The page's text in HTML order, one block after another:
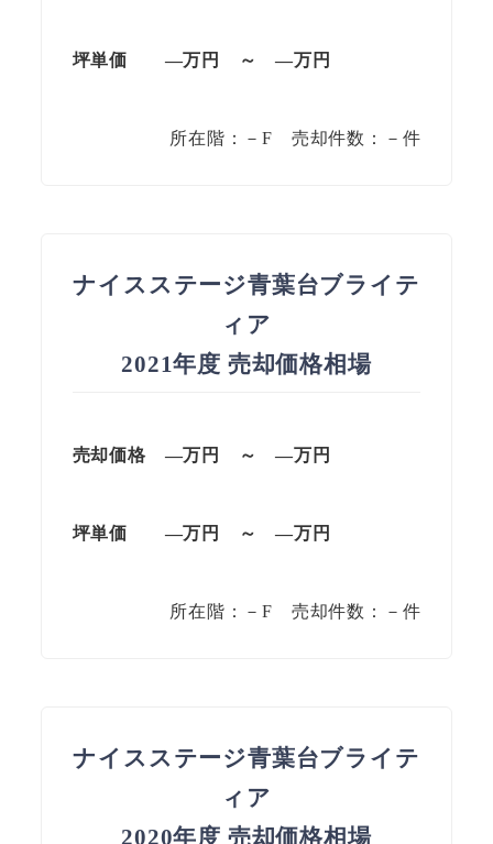
坪単価 —万円 ～—万円
所在階：－F 売却件数：－件
ナイスステージ青葉台ブライテ
ィア
2021年度 売却価格相場
売却価格 —万円 ～ —万円
坪単価 —万円 ～—万円
所在階：－F 売却件数：－件
ナイスステージ青葉台ブライテ
ィア
2020年度 売却価格相場